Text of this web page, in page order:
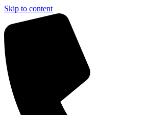
Skip to content